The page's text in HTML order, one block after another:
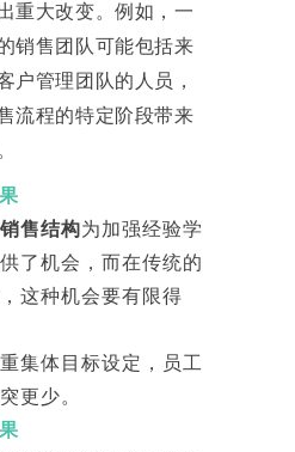
重大改变。例如，一
销售团队可能包括来
户管理团队的人员，
流程的特定阶段带来
售结构为加强经验学
了机会，而在传统的
这种机会要有限得
集体目标设定，员工
更少。